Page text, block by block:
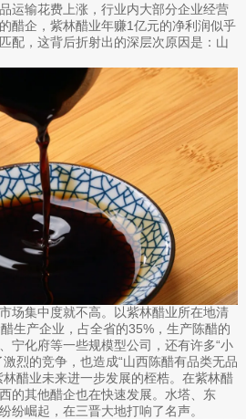
运输花费上涨，行业内大部分企业经营
醋企，紫林醋业年赚1亿元的净利润似乎
配，这背后折射出的深层次原因是：山
场集中度就不高。以紫林醋业所在地清
生产企业，占全省的35%，生产陈醋的
宁化府等一些规模型公司，还有许多“小
烈的竞争，也造成“山西陈醋有品类无品
林醋业未来进一步发展的桎梏。在紫林醋
的其他醋企也在快速发展。水塔、东
纷崛起，在三晋大地打响了名声。